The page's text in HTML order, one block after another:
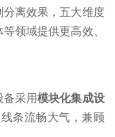
离效果，五大维度
领域提供更高效、
备采用模块化集成设
条流畅大气，兼顾